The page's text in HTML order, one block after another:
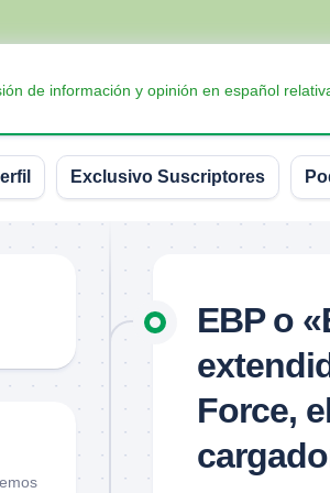
de información y opinión en español
Exclusivo Suscriptores
EBP o
Force,